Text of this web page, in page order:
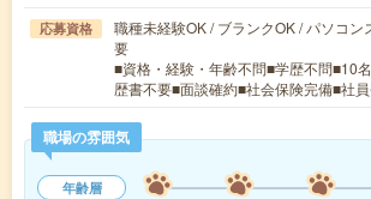
応募資格
職種未経験OK / ブランクOK / パソコン
要
■資格・経験・年齢不問■学歴不問■10
歴書不要■面談確約■社会保険完備■社
職場の雰囲気
年齢層